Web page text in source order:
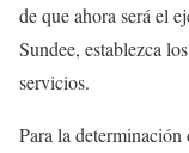
de que ahora será el
Sundee, establezca
servicios.
Para la